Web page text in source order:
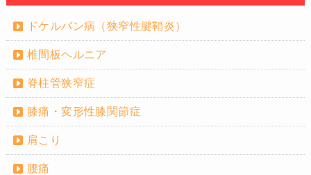
ドケルバン病（狭窄性腱鞘炎）
椎間板ヘルニア
脊柱管狭窄症
膝痛・変形性膝関節症
肩こり
腰痛